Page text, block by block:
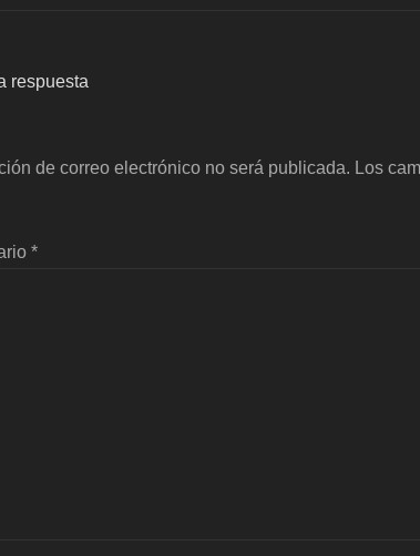
respuesta
de correo electrónico no será publicada. Los
*